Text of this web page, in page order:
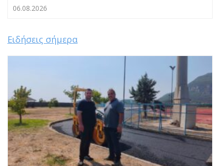
06.08.2026
Ειδήσεις σήμερα